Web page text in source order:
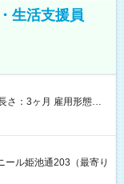
生活支援員
さ：3ヶ月 雇用形態、
ール姫池通203（最寄り